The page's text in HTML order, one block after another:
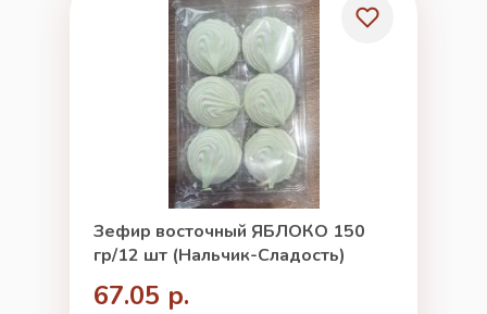
Зефир восточный ЯБЛОКО 150
гр/12 шт (Нальчик-Сладость)
67.05 р.